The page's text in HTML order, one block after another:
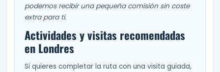
podemos recibir una pequeña comisión sin coste
extra para ti.
Actividades y visitas recomendadas
en Londres
Si quieres completar la ruta con una visita guiada,